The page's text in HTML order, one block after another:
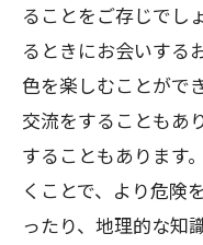
ることをご存じでし
るときにお会いする
色を楽しむことがで
交流をすることもあ
することもあります
くことで、より危険
ったり、地理的な知